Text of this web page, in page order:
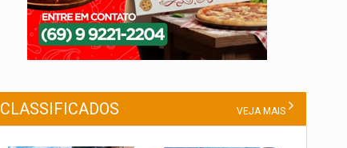
CLASSIFICADOS VEJA MAIS